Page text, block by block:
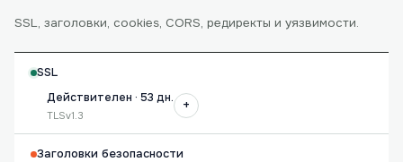
SSL, заголовки, cookies, CORS, редиректы и уязвимости.
SSL
Действителен · 53 дн.
TLSv1.3
+
Заголовки безопасности